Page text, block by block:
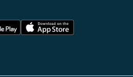
(novo separador)